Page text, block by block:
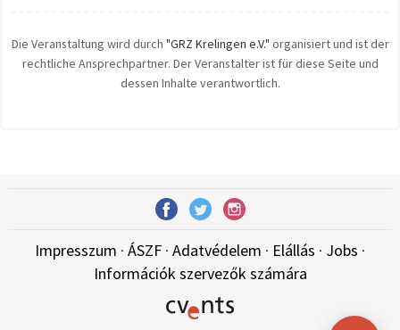
Die Veranstaltung wird durch "GRZ Krelingen e.V." organisiert und ist der
rechtliche Ansprechpartner. Der Veranstalter ist für diese Seite und
dessen Inhalte verantwortlich.
Impresszum · ÁSZF · Adatvédelem · Elállás · Jobs ·
Információk szervezők számára